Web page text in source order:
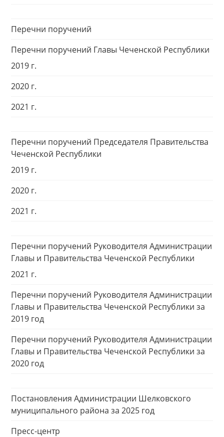
Перечни поручений
Перечни поручений Главы Чеченской Республики
2019 г.
2020 г.
2021 г.
Перечни поручений Председателя Правительства
Чеченской Республики
2019 г.
2020 г.
2021 г.
Перечни поручений Руководителя Администрации
Главы и Правительства Чеченской Республики
2021 г.
Перечни поручений Руководителя Администрации
Главы и Правительства Чеченской Республики за
2019 год
Перечни поручений Руководителя Администрации
Главы и Правительства Чеченской Республики за
2020 год
Постановления Администрации Шелковского
муниципального района за 2025 год
Пресс-центр